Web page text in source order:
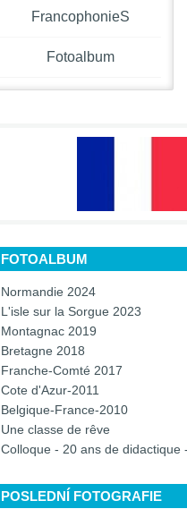
FrancophonieS
Fotoalbum
FOTOALBUM
Normandie 2024
L'isle sur la Sorgue 2023
Montagnac 2019
Bretagne 2018
Franche-Comté 2017
Cote d'Azur-2011
Belgique-France-2010
Une classe de rêve
Colloque - 20 ans de didactique
POSLEDNÍ FOTOGRAFIE